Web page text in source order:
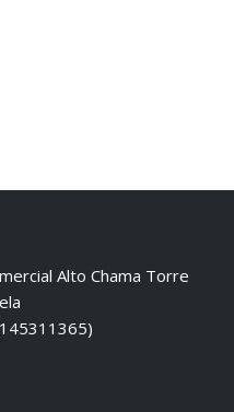
Alto Chama Torre